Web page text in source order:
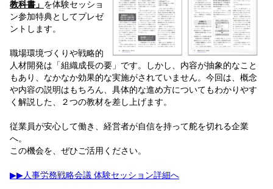
教科書」 を体験セッショ
ン参加特典としてプレゼ
ントします。
職場環境づくりや戦略的
人材開発は「組織成長の要」です。しかし、内容が抽象的なこと
もあり、なかなか効果的な実施がされていません。今回は、概念
や内容の説明はもちろん、具体的な進め方についてもわかりやす
く解説した、２つの教材を差し上げます。
従業員が安心して働き、経営者が自信を持って舵を切れる企業
へ。
この機会を、ぜひご活用ください。
▶▶人事労務戦略会議 体験セッション詳細へ